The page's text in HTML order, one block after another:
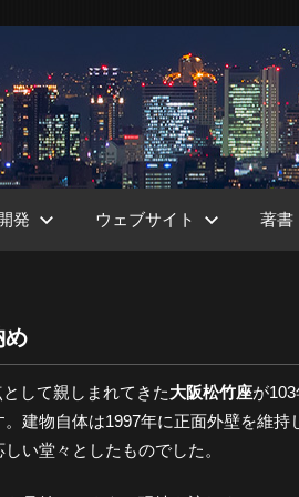
大
阪
Night
ブ
発 ウェブサイト 著書
め
して親しまれてきた大阪松竹座が
建物自体は1997年に正面外壁を維
い堂々としたものでした。